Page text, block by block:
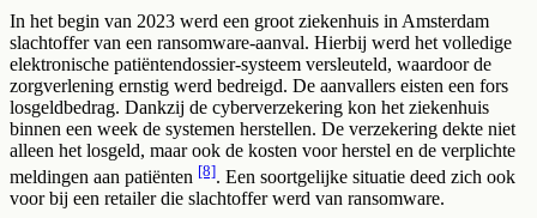
In het begin van 2023 werd een groot ziekenhuis in Amsterdam
slachtoffer van een ransomware-aanval. Hierbij werd het volledige
elektronische patiëntendossier-systeem versleuteld, waardoor de
zorgverlening ernstig werd bedreigd. De aanvallers eisten een fors
losgeldbedrag. Dankzij de cyberverzekering kon het ziekenhuis
binnen een week de systemen herstellen. De verzekering dekte niet
alleen het losgeld, maar ook de kosten voor herstel en de verplichte
meldingen aan patiënten [8]. Een soortgelijke situatie deed zich ook
voor bij een retailer die slachtoffer werd van ransomware.